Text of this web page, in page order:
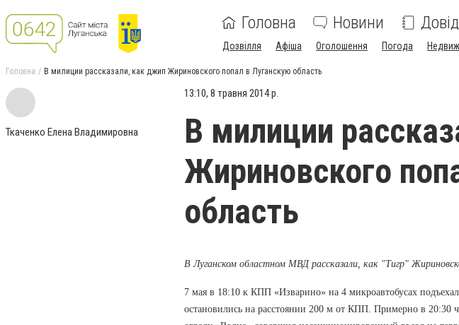
Головна Новини
Дозвілля Афіша Оголошення Погода
Головна В милиции рассказали, как джип Жириновского попал в Луганскую область
Ткаченко Елена Владимировна
13:10, 8 травня 2014 р.
В милиции
Жириновского
область
В Луганском областном МВД рассказали, как "Тигр"
7 мая в 18:10 к КПП «Изварино» на 4 микроавтобусах
остановились на расстоянии 200 м от КПП. Примерно в 20:30